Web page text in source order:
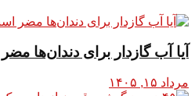
آیا آب گازدار برای دندان‌ها
مرداد ۱۵, ۱۴۰۵